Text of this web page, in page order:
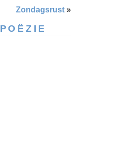
Zondagsrust »
POËZIE